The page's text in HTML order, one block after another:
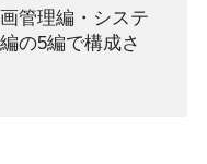
管理編・システ
の5編で構成さ